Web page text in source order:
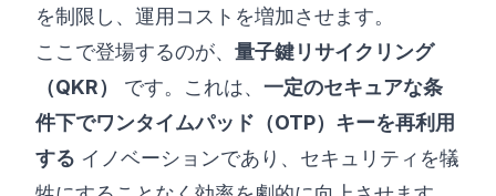
を制限し、運用コストを増加させます。
ここで登場するのが、 量子鍵リサイクリング
（QKR）
です。これは、 一定のセキュアな条
件下でワンタイムパッド（OTP）キーを再利用
する イノベーションであり、セキュリティを犠